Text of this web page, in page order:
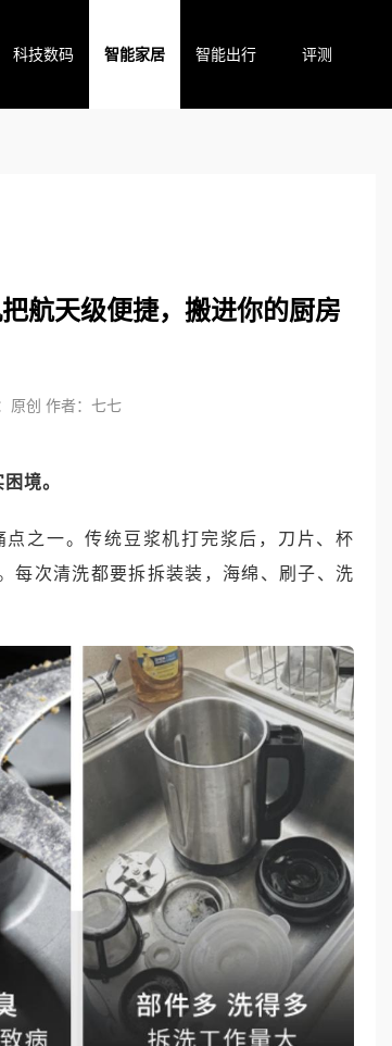
科技数码 智能家居 智能出行 评测
航天级便捷，搬进你的厨房
原创 作者：七七
境。
之一。传统豆浆机打完浆后，刀片、杯
每次清洗都要拆拆装装，海绵、刷子、洗